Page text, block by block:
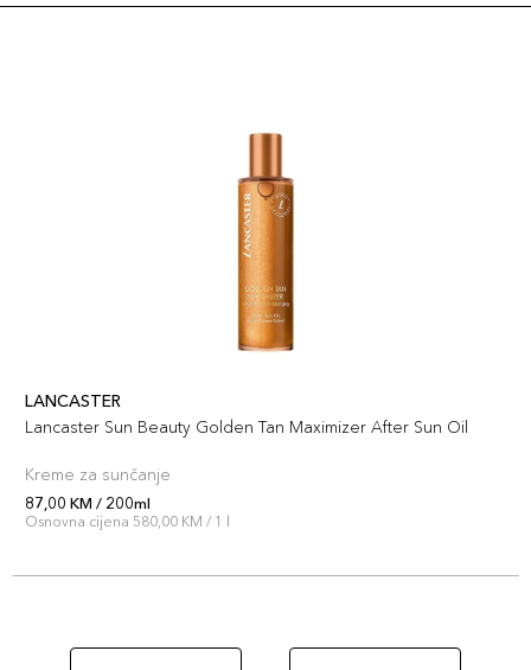
LANCASTER
Lancaster Sun Beauty Golden Tan Maximizer After Sun Oil
Kreme za sunčanje
87,00 KM / 200ml
Osnovna cijena 580,00 KM / 1 l